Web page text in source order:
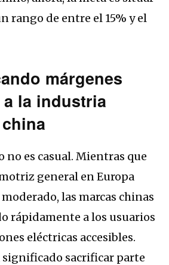
rango de entre el 15% y el
márgenes
la industria
es casual. Mientras que
general en Europa
las marcas chinas
rápidamente a los usuarios
eléctricas accesibles.
significado sacrificar parte